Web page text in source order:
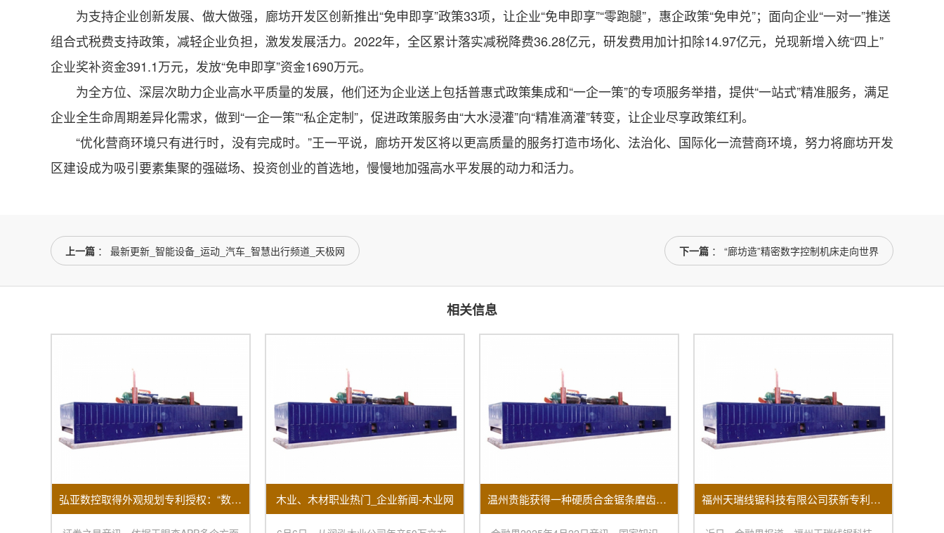
为支持企业创新发展、做大做强，廊坊开发区创新推出“免申即享”政策33项，让企业“免申即享”“零跑腿”，惠企政策“免申兑”；面向企业“一对一”推送
组合式税费支持政策，减轻企业负担，激发发展活力。2022年，全区累计落实减税降费36.28亿元，研发费用加计扣除14.97亿元，兑现新增入统“四上”
企业奖补资金391.1万元，发放“免申即享”资金1690万元。
为全方位、深层次助力企业高水平质量的发展，他们还为企业送上包括普惠式政策集成和“一企一策”的专项服务举措，提供“一站式”精准服务，满足
企业全生命周期差异化需求，做到“一企一策”“私企定制”，促进政策服务由“大水浸灌”向“精准滴灌”转变，让企业尽享政策红利。
“优化营商环境只有进行时，没有完成时。”王一平说，廊坊开发区将以更高质量的服务打造市场化、法治化、国际化一流营商环境，努力将廊坊开发
区建设成为吸引要素集聚的强磁场、投资创业的首选地，慢慢地加强高水平发展的动力和活力。
上一篇 ： 最新更新_智能设备_运动_汽车_智慧出行频道_天极网 下一篇 ： “廊坊造”精密数字控制机床走向世界
相关信息
弘亚数控取得外观规划专利授权：“数控四边锯” 木业、木材职业热门_企业新闻-木业网 温州贵能获得一种硬质合金锯条磨齿机床专利 福州天瑞线锯科技有限公司获新专利：提升开方机换料效率助力制造业变革